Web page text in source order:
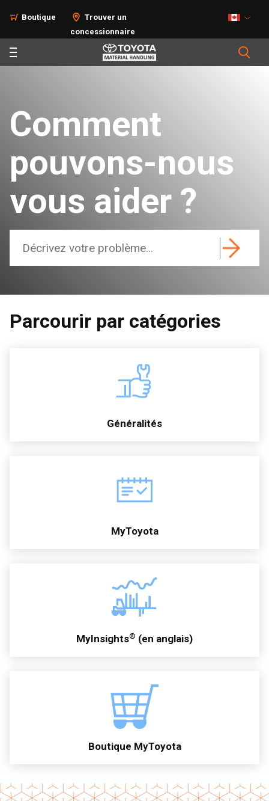
Boutique
Trouver un
concessionnaire
Comment
pouvons-nous
vous aider ?
Parcourir par catégories
Généralités
MyToyota
MyInsights® (en anglais)
Boutique MyToyota